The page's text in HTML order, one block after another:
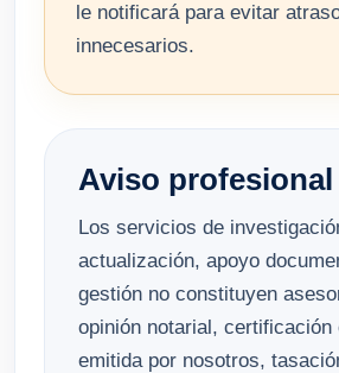
le notificará para evitar
innecesarios.
Aviso profesional
Los servicios de
actualización, apoyo
gestión no constituyen
opinión notarial, certificación
emitida por nosotros,